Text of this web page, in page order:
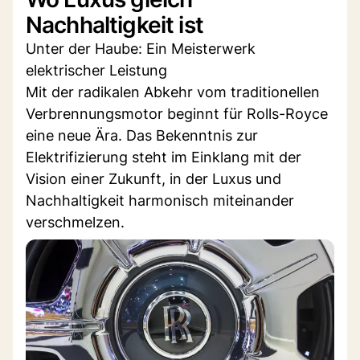
Nachhaltigkeit ist
Unter der Haube: Ein Meisterwerk
elektrischer Leistung
Mit der radikalen Abkehr vom traditionellen
Verbrennungsmotor beginnt für Rolls-Royce
eine neue Ära. Das Bekenntnis zur
Elektrifizierung steht im Einklang mit der
Vision einer Zukunft, in der Luxus und
Nachhaltigkeit harmonisch miteinander
verschmelzen.